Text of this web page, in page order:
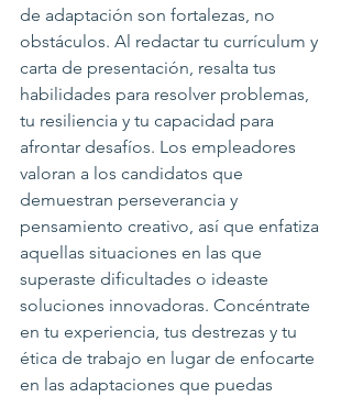
de adaptación son fortalezas, no
obstáculos. Al redactar tu currículum y
carta de presentación, resalta tus
habilidades para resolver problemas,
tu resiliencia y tu capacidad para
afrontar desafíos. Los empleadores
valoran a los candidatos que
demuestran perseverancia y
pensamiento creativo, así que enfatiza
aquellas situaciones en las que
superaste dificultades o ideaste
soluciones innovadoras. Concéntrate
en tu experiencia, tus destrezas y tu
ética de trabajo en lugar de enfocarte
en las adaptaciones que puedas